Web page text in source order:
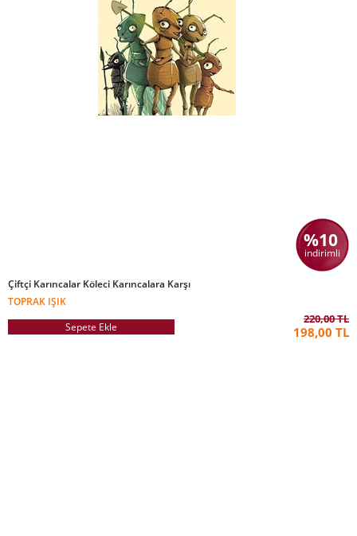
%10
indirimli
Çiftçi Karıncalar Köleci Karıncalara Karşı
TOPRAK IŞIK
Sepete Ekle
220,00 TL
198,00 TL